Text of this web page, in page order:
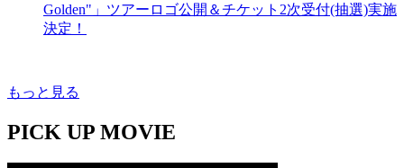
Golden"」ツアーロゴ公開＆チケット2次受付(抽選)実施
決定！
もっと見る
PICK UP MOVIE